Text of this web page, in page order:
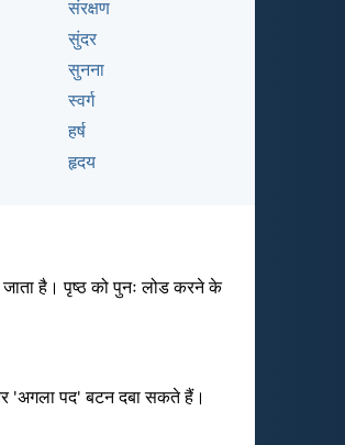
संरक्षण
सुंदर
सुनना
स्वर्ग
हर्ष
हृदय
जाता है। पृष्ठ को पुनः लोड करने के
'अगला पद' बटन दबा सकते हैं।